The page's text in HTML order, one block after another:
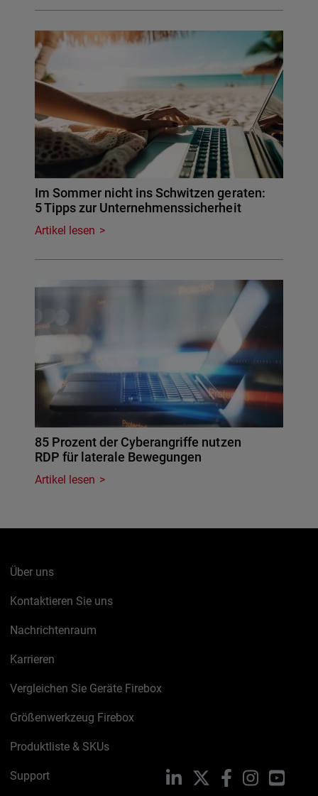
Im Sommer nicht ins Schwitzen geraten:
5 Tipps zur Unternehmenssicherheit
Artikel lesen
85 Prozent der Cyberangriffe nutzen
RDP für laterale Bewegungen
Artikel lesen
Über uns
Kontaktieren Sie uns
Nachrichtenraum
Karrieren
Vergleichen Sie Geräte Firebox
Größenwerkzeug Firebox
Produktliste & SKUs
Support LinkedIn FacebookInstagram